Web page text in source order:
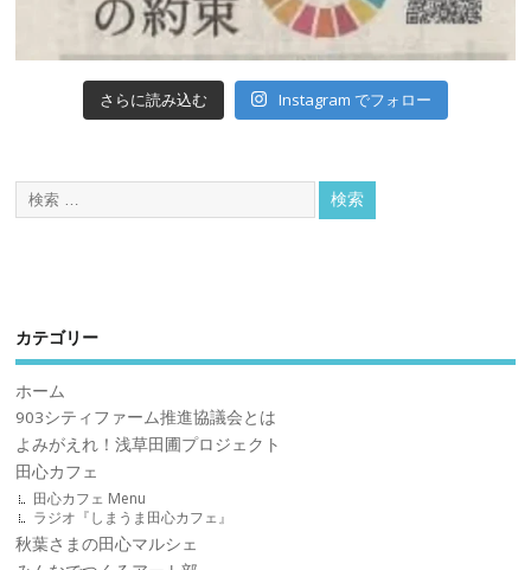
さらに読み込む Instagram でフォロー
カテゴリー
ホーム
903シティファーム推進協議会とは
よみがえれ！浅草田圃プロジェクト
田心カフェ
田心カフェ Menu
ラジオ『しまうま田心カフェ』
秋葉さまの田心マルシェ